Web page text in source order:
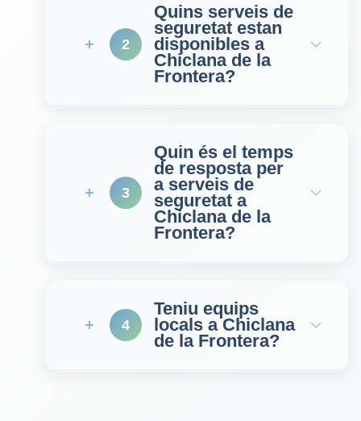
2
Quins serveis de
seguretat estan
disponibles a
Chiclana de la
Frontera?
3
Quin és el temps
de resposta per
a serveis de
seguretat a
Chiclana de la
Frontera?
4
Teniu equips
locals a Chiclana
de la Frontera?